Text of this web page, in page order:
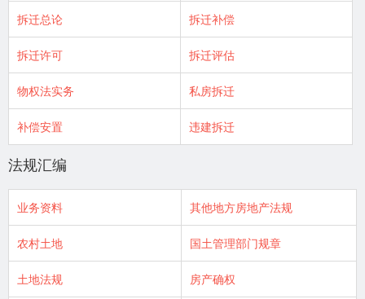
拆迁总论 拆迁补偿
拆迁许可 拆迁评估
物权法实务 私房拆迁
补偿安置 违建拆迁
法规汇编
业务资料 其他地方房地产法规
农村土地 国土管理部门规章
土地法规 房产确权